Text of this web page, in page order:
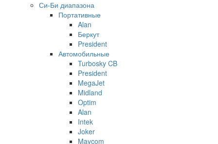
Си-Би диапазона
Портативные
Alan
Беркут
President
Автомобильные
Turbosky CB
President
MegaJet
Midland
Optim
Alan
Intek
Joker
Maycom